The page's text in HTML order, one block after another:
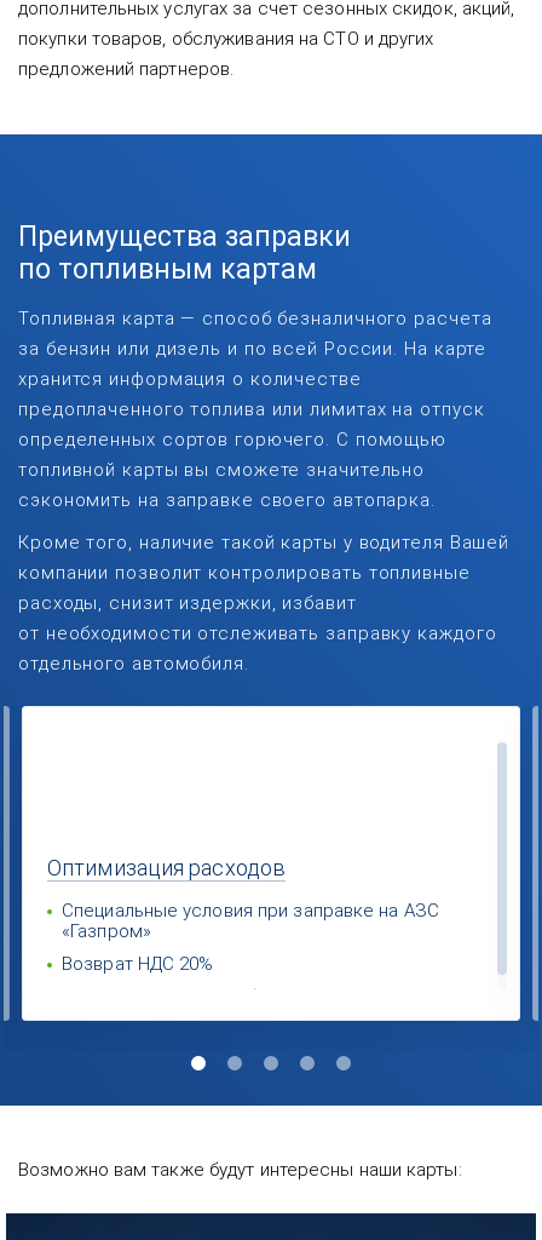
дополнительных услугах за счет сезонных скидок, акций,
покупки товаров, обслуживания на СТО и других
предложений партнеров.
Преимущества заправки
по топливным картам
Топливная карта — способ безналичного расчета
за бензин или дизель и по всей России. На карте
хранится информация о количестве
предоплаченного топлива или лимитах на отпуск
определенных сортов горючего. С помощью
топливной карты вы сможете значительно
сэкономить на заправке своего автопарка.
Кроме того, наличие такой карты у водителя Вашей
компании позволит контролировать топливные
расходы, снизит издержки, избавит
от необходимости отслеживать заправку каждого
отдельного автомобиля.
Оптимизациярасходов
Специальные условия при заправке на АЗС
«Газпром»
Возврат НДС 20%
Экономия за счет выбора поставщиков
Возможно вам также будут интересны наши карты: